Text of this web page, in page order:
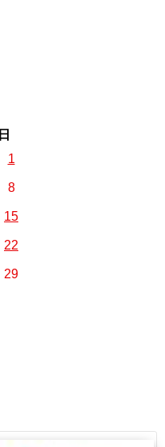
日
1
8
15
22
29